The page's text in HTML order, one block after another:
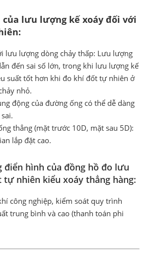
lưu lượng kế xoáy đối với
lưu lượng dòng chảy thấp: Lưu lượng
đến sai số lớn, trong khi lưu lượng kế
suất tốt hơn khi đo khí đốt tự nhiên ở
nhỏ.
động của đường ống có thể dễ dàng
thẳng (mặt trước 10D, mặt sau 5D):
lắp đặt cao.
điển hình của đồng hồ đo lưu
nhiên kiểu xoáy thẳng hàng:
công nghiệp, kiểm soát quy trình
trung bình và cao (thanh toán phi